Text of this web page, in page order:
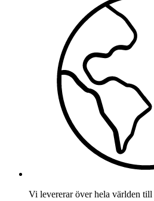
Vi levererar över hela världen till